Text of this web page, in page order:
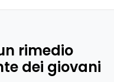
rimedio
dei giovani